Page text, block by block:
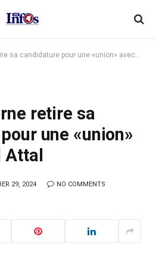
candidature pour une «union» avec Gabriel Attal
retire sa
une «union»
29, 2024 NO COMMENTS